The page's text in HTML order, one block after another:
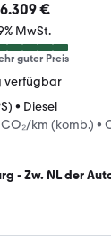
€
MwSt.
guter Preis
verfügbar
• Diesel
km (komb.) •
- Zw. NL der